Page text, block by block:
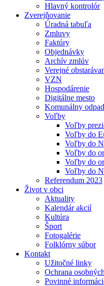
Hlavný kontrolór
Zverejňovanie
Úradná tabuľa
Zmluvy
Faktúry
Objednávky
Archív zmlúv
Verejné
VZN
Hospodárenie
Digitálne mesto
Komunálny odpad
Voľby
Voľby
Voľby do
Voľby do
Voľby do
Voľby do
Voľby do
Referendum 2023
Život v obci
Aktuality
Kalendár akcií
Kultúra
Šport
Fotogalérie
Folklórny súbor
Kontakt
Užitočné linky
Ochrana
Povinné